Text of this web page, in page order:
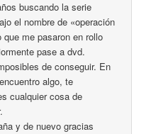
buscando la serie
el nombre de «operación
me pasaron en rollo
pase a dvd.
de conseguir. En
algo, te
cualquier cosa de
y de nuevo gracias